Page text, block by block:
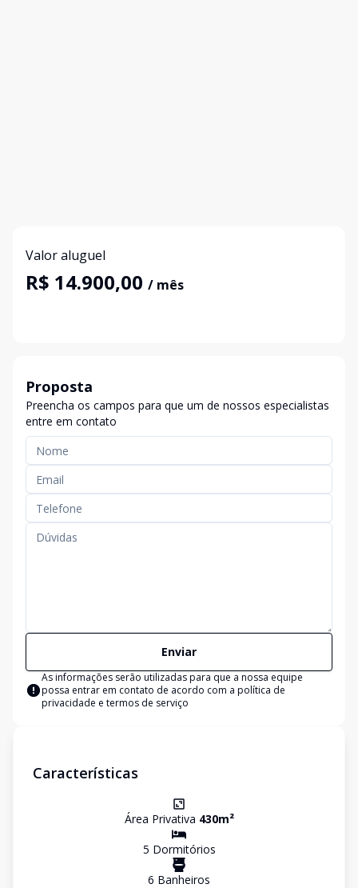
Valor aluguel
R$ 14.900,00 / mês
Proposta
Preencha os campos para que um de nossos especialistas
entre em contato
Enviar
As informações serão utilizadas para que a nossa equipe
possa entrar em contato de acordo com a política de
privacidade e termos de serviço
Características
Área Privativa 430m²
5 Dormitórios
6 Banheiros